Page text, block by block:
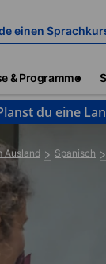
einen
& Programme
du eine
Ausland Spanisch